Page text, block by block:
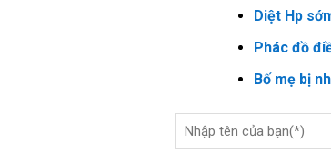
Diệt Hp
Phác đồ
Bố mẹ bị